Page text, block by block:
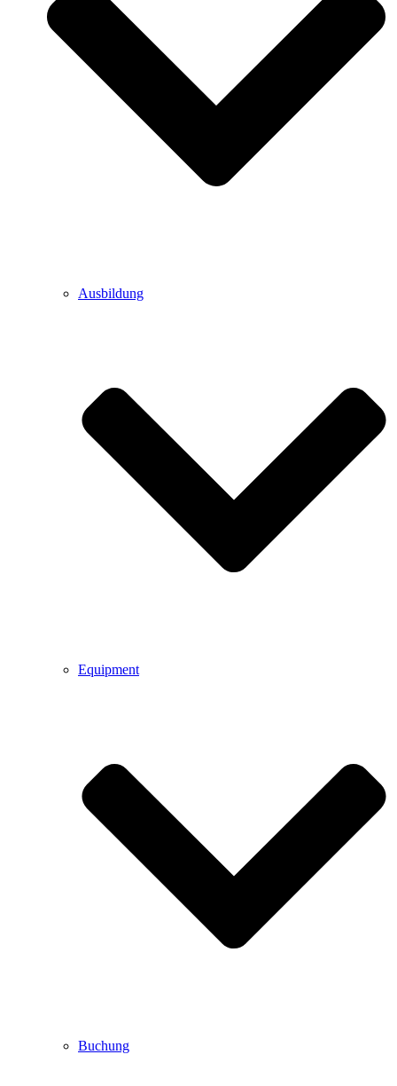
Ausbildung
Equipment
Buchung